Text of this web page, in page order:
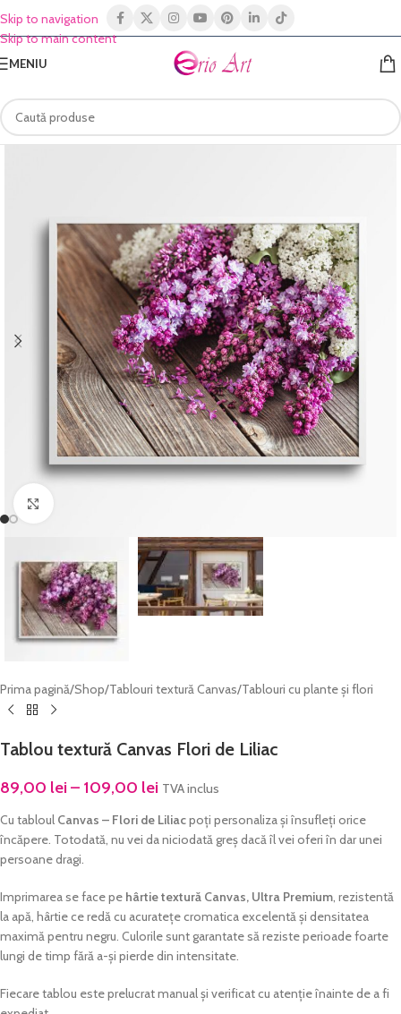
Skip to navigation
Skip to main content
MENIU
Prima pagină/Shop/Tablouri textură Canvas/Tablouri cu plante și flori
Tablou textură Canvas Flori de Liliac
89,00 lei – 109,00 lei TVA inclus
Cu tabloul Canvas – Flori de Liliacpoți personaliza și însufleți orice
încăpere. Totodată, nu vei da niciodată greș dacă îl vei oferi în dar unei
persoane dragi.
Imprimarea se face pe hârtie textură Canvas, Ultra Premium, rezistentă
la apă, hârtie ce redă cu acuratețe cromatica excelentă și densitatea
maximă pentru negru. Culorile sunt garantate să reziste perioade foarte
lungi de timp fără a-și pierde din intensitate.
Fiecare tablou este prelucrat manual și verificat cu atenție înainte de a fi